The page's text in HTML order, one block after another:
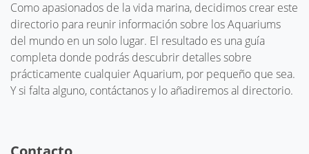
Como apasionados de la vida marina, decidimos crear este
directorio para reunir información sobre los Aquariums
del mundo en un solo lugar. El resultado es una guía
completa donde podrás descubrir detalles sobre
prácticamente cualquier Aquarium, por pequeño que sea.
Y si falta alguno, contáctanos y lo añadiremos al directorio.